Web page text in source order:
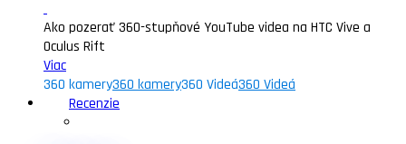
Ako pozerať 360-stupňové YouTube videa na HTC Vive a
Oculus Rift
Viac
360 kamery360 kamery360 Videá360 Videá
Recenzie